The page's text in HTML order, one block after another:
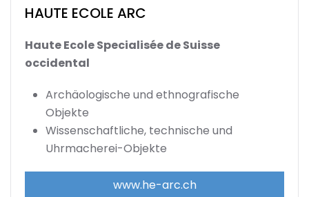
HAUTE ECOLE ARC
Haute Ecole Specialisée de Suisse
occidental
Archäologische und ethnografische
Objekte
Wissenschaftliche, technische und
Uhrmacherei-Objekte
www.he-arc.ch